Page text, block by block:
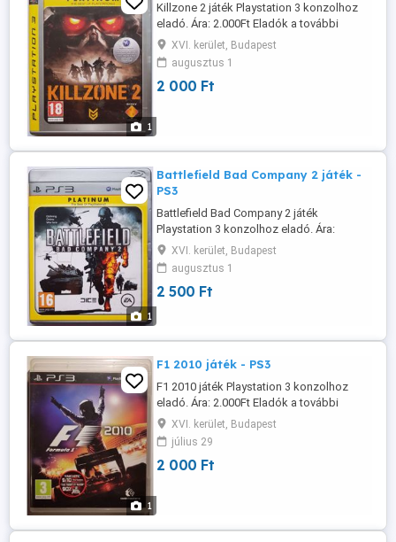
1
Killzone 2 játék Playstation 3 konzolhoz
eladó. Ára: 2.000Ft Eladók a további
hirdetéseim alatt szereplő játékok is.
Több vásárlása esetén minden továbbiból
500Ft kedvezmény. Személyes átvétel
Budapest XVI-ik kerület, Örs Vezér tértől
XVI. kerület, Budapest
augusztus 1
2 000 Ft
1
Battlefield Bad Company 2 játék -
PS3
Battlefield Bad Company 2 játék
Playstation 3 konzolhoz eladó. Ára:
2.500Ft Eladók a további hirdetéseim alatt
szereplő játékok is. Több vásárlása
esetén minden továbbiból 500Ft
kedvezmény. Személyes átvétel Budapest
esetén ...
XVI. kerület, Budapest
augusztus 1
2 500 Ft
1
F1 2010 játék - PS3
F1 2010 játék Playstation 3 konzolhoz
eladó. Ára: 2.000Ft Eladók a további
hirdetéseim alatt szereplő játékok is.
Több vásárlása esetén minden továbbiból
500Ft kedvezmény. Személyes átvétel
Budapest XVI-ik kerület, Örs Vezér tértől
XVI. kerület, Budapest
július 29
2 000 Ft